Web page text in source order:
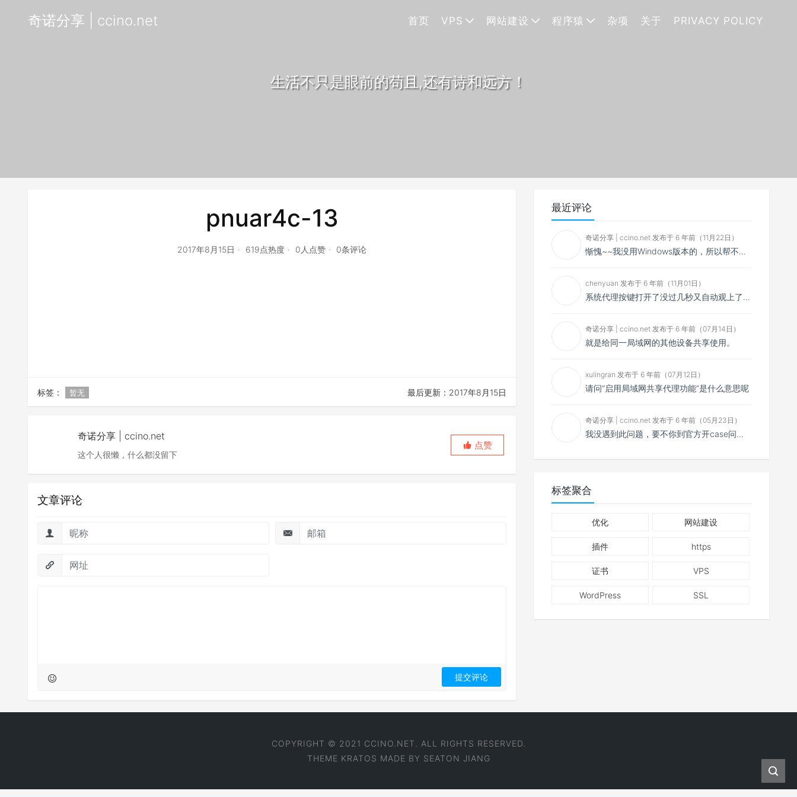
奇诺分享 | ccino.net 首页 VPS 网站建设 程序猿 杂项 关于 PRIVACY POLICY
生活不只是眼前的苟且,还有诗和远方！
pnuar4c-13
2017年8月15日 619点热度 0人点赞 0条评论
标签： 暂无 最后更新：2017年8月15日
奇诺分享 | ccino.net
这个人很懒，什么都没留下
点赞
文章评论
最近评论
奇诺分享 | ccino.net 发布于 6 年前（11月22日）
惭愧~~我没用Windows版本的，所以帮不了你~~
chenyuan 发布于 6 年前（11月01日）
系统代理按键打开了没过几秒又自动观上了，导致一直打开不了，是什么问题呢？感谢大佬，请帮帮忙！谢谢！
奇诺分享 | ccino.net 发布于 6 年前（07月14日）
就是给同一局域网的其他设备共享使用。
xulingran 发布于 6 年前（07月12日）
请问“启用局域网共享代理功能”是什么意思呢
奇诺分享 | ccino.net 发布于 6 年前（05月23日）
我没遇到此问题，要不你到官方开case问问看？
标签聚合
优化 网站建设
插件 https
证书 VPS
WordPress SSL
COPYRIGHT © 2021 CCINO.NET. ALL RIGHTS RESERVED.
THEME KRATOS MADE BY SEATON JIANG